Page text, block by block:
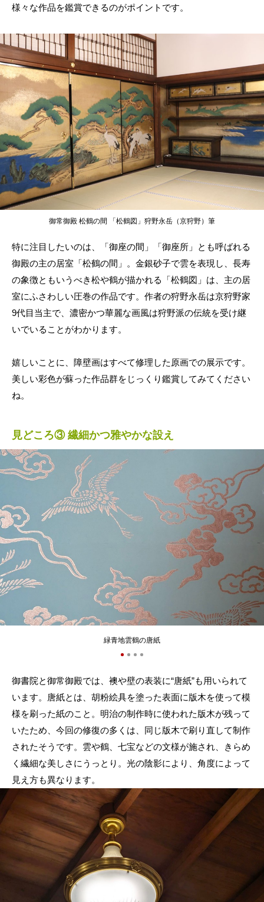
様々な作品を鑑賞できるのがポイントです。
御常御殿 松鶴の間 「松鶴図」狩野永岳（京狩野）筆
特に注目したいのは、「御座の間」「御座所」とも呼ばれる
御殿の主の居室「松鶴の間」。金銀砂子で雲を表現し、長寿
の象徴ともいうべき松や鶴が描かれる「松鶴図」は、主の居
室にふさわしい圧巻の作品です。作者の狩野永岳は京狩野家
9代目当主で、濃密かつ華麗な画風は狩野派の伝統を受け継
いでいることがわかります。
嬉しいことに、障壁画はすべて修理した原画での展示です。
美しい彩色が蘇った作品群をじっくり鑑賞してみてください
ね。
見どころ③ 繊細かつ雅やかな設え
緑青地雲鶴の唐紙
御書院と御常御殿では、襖や壁の表装に“唐紙”も用いられて
います。唐紙とは、胡粉絵具を塗った表面に版木を使って模
様を刷った紙のこと。明治の制作時に使われた版木が残って
いたため、今回の修復の多くは、同じ版木で刷り直して制作
されたそうです。雲や鶴、七宝などの文様が施され、きらめ
く繊細な美しさにうっとり。光の陰影により、角度によって
見え方も異なります。